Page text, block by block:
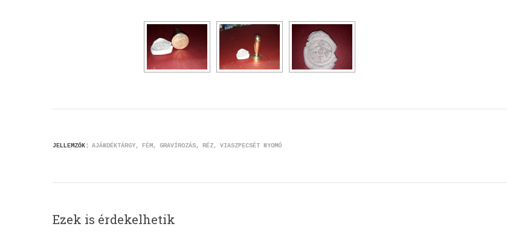
JELLEMZŐK: AJÁNDÉKTÁRGY FÉM GRAVÍROZÁS RÉZ VIASZPECSÉT NYOMÓ
Ezek is érdekelhetik